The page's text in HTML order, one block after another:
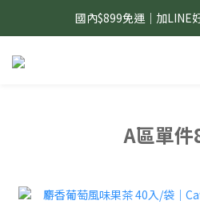
國內$899免運｜加LINE
國內$899免運｜加LINE
訂單滿$1,200｜送好日隨
A區單